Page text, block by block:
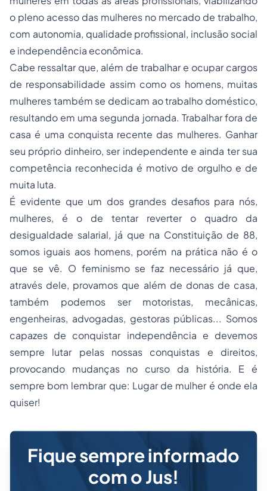
o pleno acesso das mulheres no mercado de trabalho,
com autonomia, qualidade profissional, inclusão social
e independência econômica.
Cabe ressaltar que, além de trabalhar e ocupar cargos
de responsabilidade assim como os homens, muitas
mulheres também se dedicam ao trabalho doméstico,
resultando em uma segunda jornada. Trabalhar fora de
casa é uma conquista recente das mulheres. Ganhar
seu próprio dinheiro, ser independente e ainda ter sua
competência reconhecida é motivo de orgulho e de
muita luta.
É evidente que um dos grandes desafios para nós,
mulheres, é o de tentar reverter o quadro da
desigualdade salarial, já que na Constituição de 88,
somos iguais aos homens, porém na prática não é o
que se vê. O feminismo se faz necessário já que,
através dele, provamos que além de donas de casa,
também podemos ser motoristas, mecânicas,
engenheiras, advogadas, gestoras públicas... Somos
capazes de conquistar independência e devemos
sempre lutar pelas nossas conquistas e direitos,
provocando mudanças no curso da história. E é
sempre bom lembrar que: Lugar de mulher é onde ela
quiser!
Fique sempre informado
com o Jus!